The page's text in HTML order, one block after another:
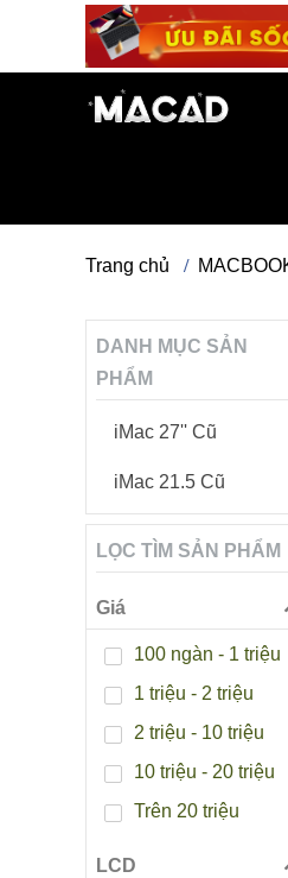
Trang chủ
DANH MỤC SẢN
PHẨM
iMac 27'' Cũ
iMac 21.5 Cũ
LỌC TÌM SẢN PHẨM
Giá
100 ngàn - 1 triệu
1 triệu - 2 triệu
2 triệu - 10 triệu
10 triệu - 20 triệu
Trên 20 triệu
LCD